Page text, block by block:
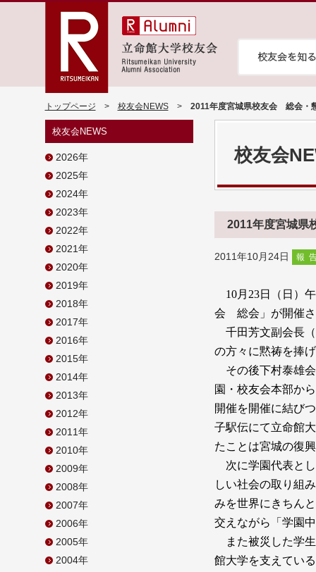
トップページ > 校友会NEWS> 2011年度宮城県校友会 総会・
校友会NEWS
2026年
2025年
2024年
2023年
2022年
2021年
2020年
2019年
2018年
2017年
2016年
2015年
2014年
2013年
2012年
2011年
2010年
2009年
2008年
2007年
2006年
2005年
2004年
校友会
2011年度宮城県
2011年10月24日 報
10月 23日（日）
会 総会」が開催さ
千田芳文副会長
の方々に黙祷を捧
その後下村泰雄会
園・校友会本部か
開催を開催に結び
子駅伝にて立命館
たことは宮城の復
次に学園代表とし
しい社会の取り組
みを世界にきちん
交えながら「学園
また被災した学生
館大学を支えてい